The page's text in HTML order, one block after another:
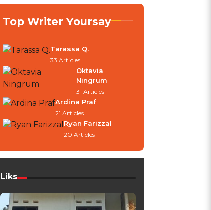
Top Writer Yoursay
Tarassa Q.
33 Articles
Oktavia
Ningrum
31 Articles
Ardina Praf
21 Articles
Ryan Farizzal
20 Articles
Liks